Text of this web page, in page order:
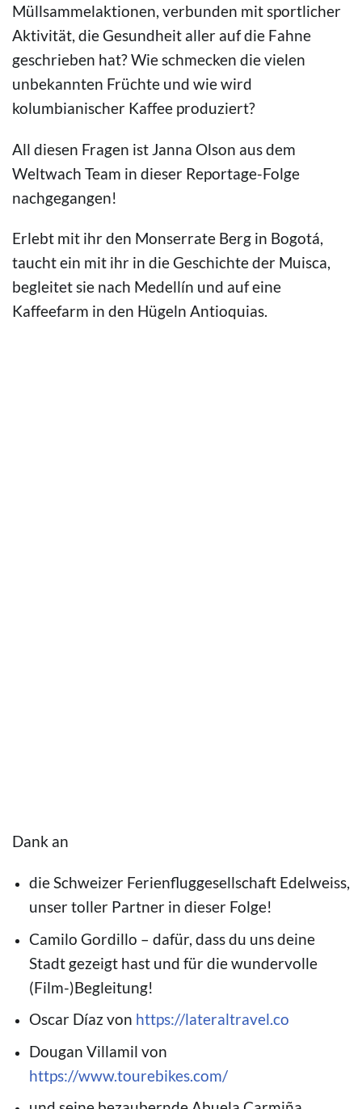
Müllsammelaktionen, verbunden mit sportlicher
Aktivität, die Gesundheit aller auf die Fahne
geschrieben hat? Wie schmecken die vielen
unbekannten Früchte und wie wird
kolumbianischer Kaffee produziert?
All diesen Fragen ist Janna Olson aus dem
Weltwach Team in dieser Reportage-Folge
nachgegangen!
Erlebt mit ihr den Monserrate Berg in Bogotá,
taucht ein mit ihr in die Geschichte der Muisca,
begleitet sie nach Medellín und auf eine
Kaffeefarm in den Hügeln Antioquias.
Dank an
die Schweizer Ferienfluggesellschaft Edelweiss,
unser toller Partner in dieser Folge!
Camilo Gordillo – dafür, dass du uns deine
Stadt gezeigt hast und für die wundervolle
(Film-)Begleitung!
Oscar Díaz von https://lateraltravel.co
Dougan Villamil von
https://www.tourebikes.com/